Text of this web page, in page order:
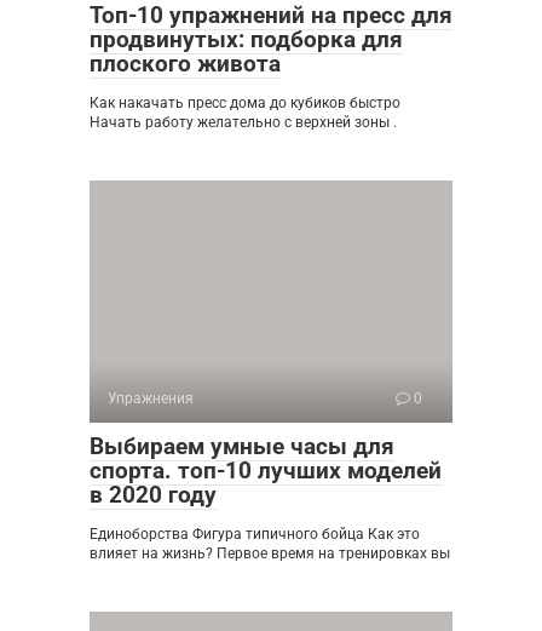
Топ-10 упражнений на пресс для
продвинутых: подборка для
плоского живота
Как накачать пресс дома до кубиков быстро
Начать работу желательно с верхней зоны .
Упражнения 0
Выбираем умные часы для
спорта. топ-10 лучших моделей
в 2020 году
Единоборства Фигура типичного бойца Как это
влияет на жизнь? Первое время на тренировках вы